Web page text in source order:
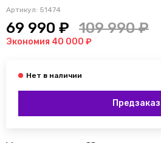
Артикул: 51474
69 990 ₽ 109 990 ₽
Экономия 40 000 ₽
Предзаказ